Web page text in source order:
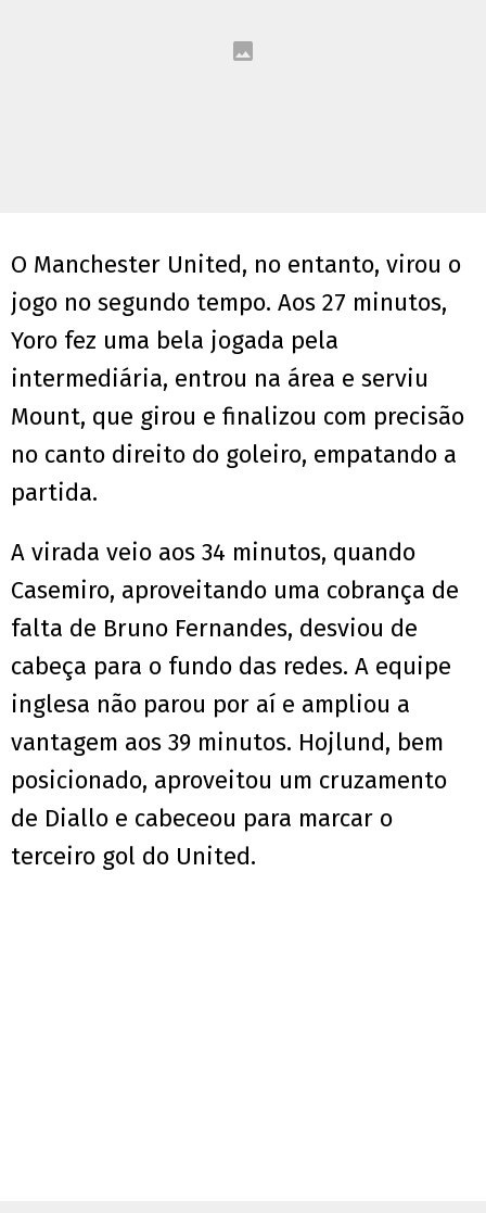
O Manchester United, no entanto, virou o
jogo no segundo tempo. Aos 27 minutos,
Yoro fez uma bela jogada pela
intermediária, entrou na área e serviu
Mount, que girou e finalizou com precisão
no canto direito do goleiro, empatando a
partida.
A virada veio aos 34 minutos, quando
Casemiro, aproveitando uma cobrança de
falta de Bruno Fernandes, desviou de
cabeça para o fundo das redes. A equipe
inglesa não parou por aí e ampliou a
vantagem aos 39 minutos. Hojlund, bem
posicionado, aproveitou um cruzamento
de Diallo e cabeceou para marcar o
terceiro gol do United.